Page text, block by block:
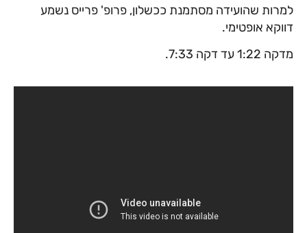
למרות שהועידה מסתמנת ככשלון, פרופ' פרייס נשמע
דווקא אופטימי.
מדקה 1:22 עד דקה 7:33.